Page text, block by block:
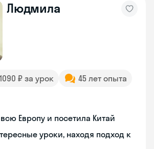
Людмила
₽ за урок
45 лет опыта
Европу и посетила Китай
уроки, находя подход к